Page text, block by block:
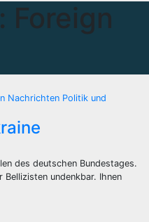
Foreign
Nachrichten Politik und
des deutschen Bundestages.
undenkbar. Ihnen